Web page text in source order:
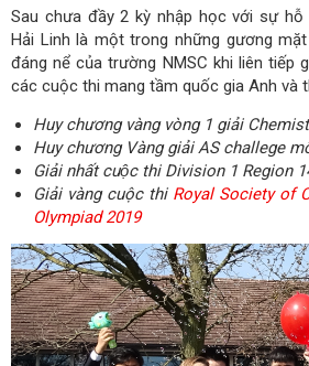
Sau chưa đầy 2 kỳ nhập học với sự hỗ
Hải Linh là một trong những gương
đáng nể của trường NMSC khi liên tiếp
các cuộc thi mang tầm quốc gia Anh và
Huy chương vàng vòng 1 giải
Huy chương Vàng giải AS challege
Giải nhất cuộc thi Division 1 Region
Giải vàng cuộc thi Royal Society of
Olympiad 2019